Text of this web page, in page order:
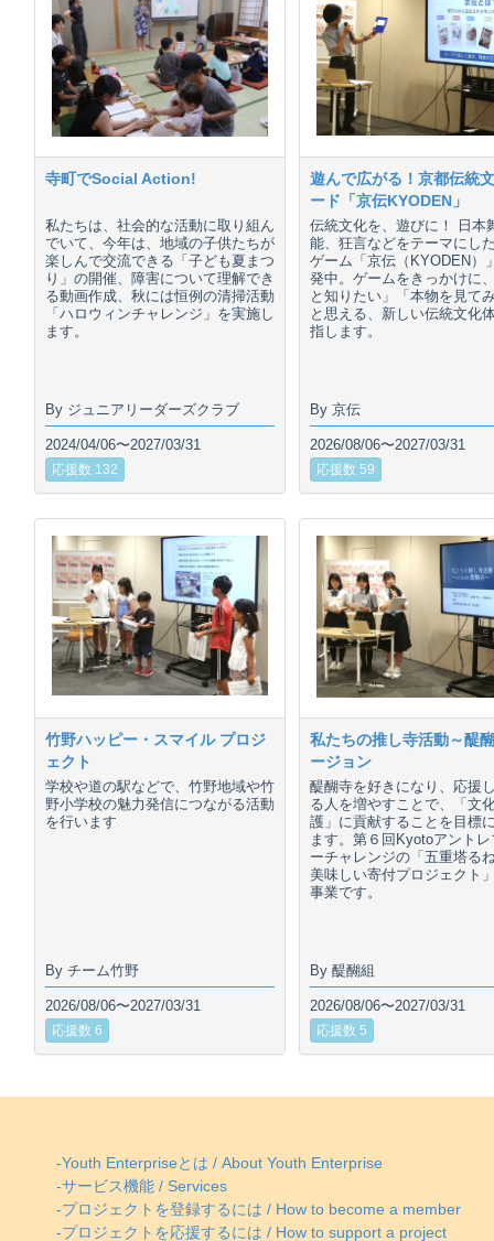
寺町でSocial Action!
私たちは、社会的な活動に取り組ん
でいて、今年は、地域の子供たちが
楽しんで交流できる「子ども夏まつ
り」の開催、障害について理解でき
る動画作成、秋には恒例の清掃活動
「ハロウィンチャレンジ」を実施し
ます。
By ジュニアリーダーズクラブ
2024/04/06〜2027/03/31
応援数 132
遊んで広がる！京都伝統
ード「京伝KYODEN」
伝統文化を、遊びに！ 日本
能、狂言などをテーマにし
ゲーム「京伝（KYODEN）
発中。ゲームをきっかけに
と知りたい」「本物を見て
と思える、新しい伝統文化
指します。
By 京伝
2026/08/06〜2027/03/31
応援数 59
竹野ハッピー・スマイル プロジ
ェクト
学校や道の駅などで、竹野地域や竹
野小学校の魅力発信につながる活動
を行います
By チーム竹野
2026/08/06〜2027/03/31
応援数 6
私たちの推し寺活動～醍
ージョン
醍醐寺を好きになり、応援
る人を増やすことで、「文
護」に貢献することを目標
ます。第６回Kyotoアント
ーチャレンジの「五重塔る
美味しい寄付プロジェクト
事業です。
By 醍醐組
2026/08/06〜2027/03/31
応援数 5
-Youth Enterpriseとは / About Youth Enterprise
-サービス機能 / Services
-プロジェクトを登録するには / How to become a member
-プロジェクトを応援するには / How to support a project